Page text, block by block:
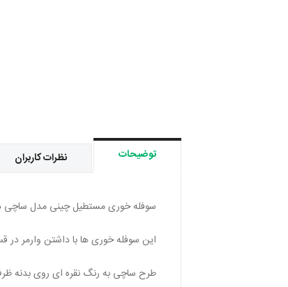
توضیحات نظرات کاربران
سوفله خوری مستطیل چینی مدل ساچی
این سوفله خوری ها با داشتن وارمر
طرح ساچی به رنگ نقره ای روی بدنه